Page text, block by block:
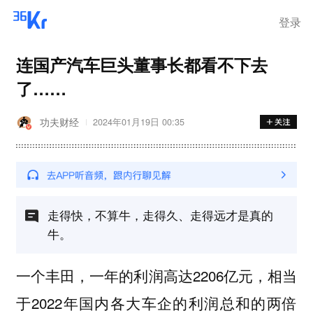
登录
连国产汽车巨头董事长都看不下去
了……
功夫财经 2024年01月19日 00:35
走得快，不算牛，走得久、走得远才是真的
牛。
一个丰田，一年的利润高达2206亿元，相当
于2022年国内各大车企的利润总和的两倍